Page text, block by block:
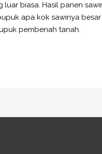
biasa. Hasil panen
apa kok sawinya
pembenah tanah.